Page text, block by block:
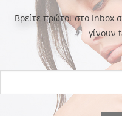
Bρείτε πρώτοι στο Inbox
γίνουν